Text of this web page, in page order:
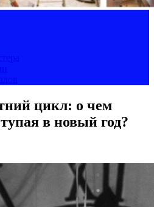
цикл: о чем
в новый год?